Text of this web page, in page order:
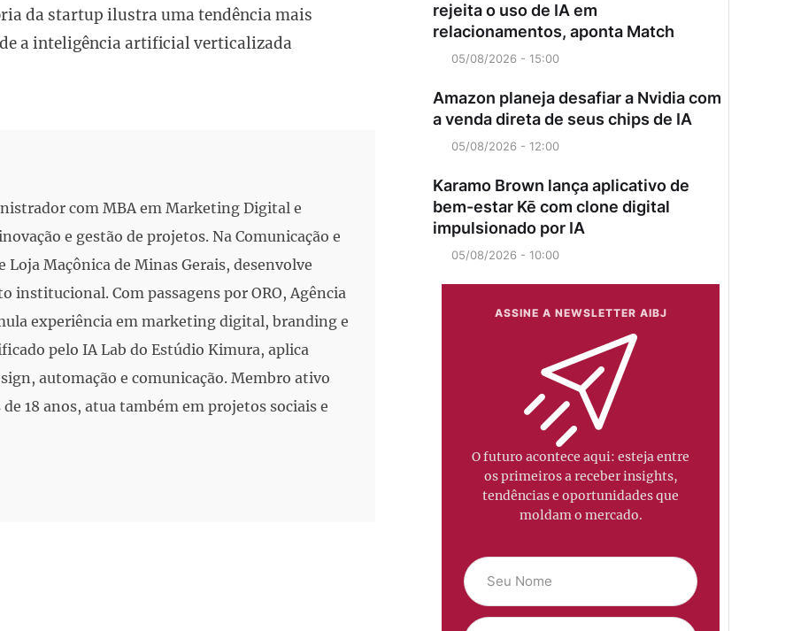
da startup ilustra uma tendência mais
a inteligência artificial verticalizada
com MBA em Marketing Digital e
e gestão de projetos. Na Comunicação e
Loja Maçônica de Minas Gerais, desenvolve
institucional. Com passagens por ORO, Agência
experiência em marketing digital, branding e
pelo IA Lab do Estúdio Kimura, aplica
automação e comunicação. Membro ativo
18 anos, atua também em projetos sociais e
rejeita o uso de IA em
relacionamentos, aponta Match
05/08/2026 - 15:00
Amazon planeja desafiar a Nvidia com
a venda direta de seus chips de IA
05/08/2026 - 12:00
Karamo Brown lança aplicativo de
bem-estar Kē com clone digital
impulsionado por IA
05/08/2026 - 10:00
ASSINE A NEWSLETTER AIBJ
O futuro acontece aqui: esteja entre
os primeiros a receber insights,
tendências e oportunidades que
moldam o mercado.